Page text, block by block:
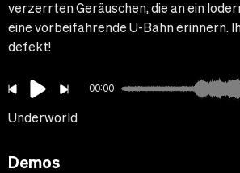
verzerrten Geräuschen, die an ein
eine vorbeifahrende U-Bahn erinnern.
defekt!
00:00
Underworld
Demos